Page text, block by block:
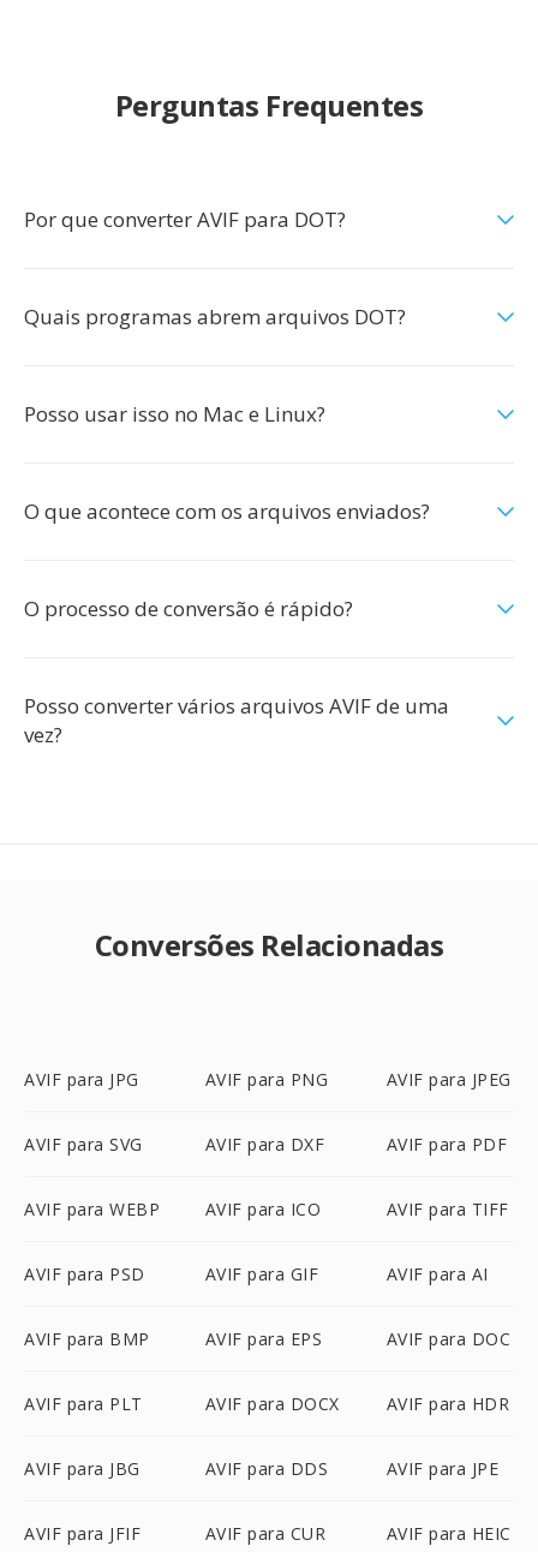
Perguntas Frequentes
Por que converter AVIF para DOT?
Quais programas abrem arquivos DOT?
Posso usar isso no Mac e Linux?
O que acontece com os arquivos enviados?
O processo de conversão é rápido?
Posso converter vários arquivos AVIF de uma
vez?
Conversões Relacionadas
AVIF para JPG AVIF para PNG AVIF para JPEG
AVIF para SVG AVIF para DXF AVIF para PDF
AVIF para WEBP AVIF para ICO AVIF para TIFF
AVIF para PSD AVIF para GIF AVIF para AI
AVIF para BMP AVIF para EPS AVIF para DOC
AVIF para PLT AVIF para DOCX AVIF para HDR
AVIF para JBG AVIF para DDS AVIF para JPE
AVIF para JFIF AVIF para CUR AVIF para HEIC